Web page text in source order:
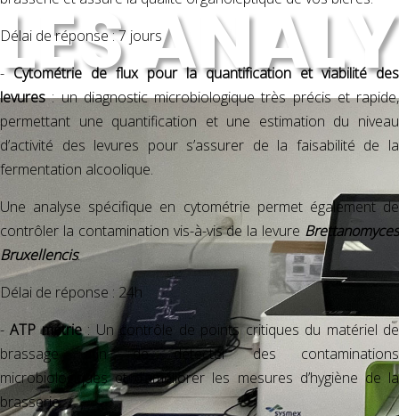
LES
Délai de réponse : 7 jours
-Cytométrie de flux pour la quantification et viabilité des
levures: un diagnostic microbiologique très précis et rapide,
permettant une quantification et une estimation du niveau
d’activité des levures pour s’assurer de la faisabilité de la
fermentation alcoolique.
Une analyse spécifique en cytométrie permet également de
contrôler la contamination vis-à-vis de la levure Brettanomyces
Bruxellencis.
Délai de réponse : 24h
-ATP métrie: Un contrôle de points critiques du matériel de
brassage afin de détecter des contaminations
microbiologiques et d’améliorer les mesures d’hygiène de la
brasserie.